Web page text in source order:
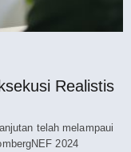
Realistis
telah melampaui
2024